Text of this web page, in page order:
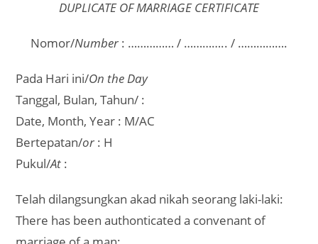
DUPLICATE OF MARRIAGE CERTIFICATE
Nomor/Number : …………… / ………….. / …………….
Pada Hari ini/On the Day
Tanggal, Bulan, Tahun/ :
Date, Month, Year : M/AC
Bertepatan/or : H
Pukul/At :
Telah dilangsungkan akad nikah seorang laki-laki:
There has been authonticated a convenant of